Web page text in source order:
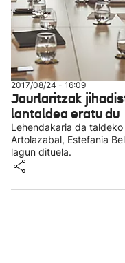
2017/08/24 - 16:09
Jaurlaritzak
lantaldea eratu du
Lehendakaria da
Artolazabal, Estefania
lagun dituela.